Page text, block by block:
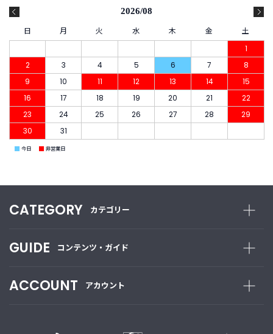
せ
・
集
着
商
お
め
品
ギ
ラ
ッ
2026/08
日 月 火 水 木 金
土
1
2
3 4 5 6 7
8
9
10 11 12 13 14
15
16
17 18 19 20 21
22
23
24 25 26 27 28
29
30
31
■ 今日 ■ 非営業日
CATEGORY カテゴリー
GUIDE コンテンツ・ガイド
ACCOUNT アカウント